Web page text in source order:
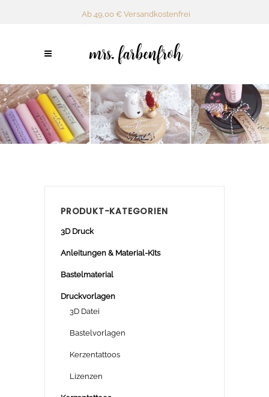
Ab 49,00 € Versandkostenfrei
PRODUKT-KATEGORIEN
3D Druck
Anleitungen & Material-Kits
Bastelmaterial
Druckvorlagen
3D Datei
Bastelvorlagen
Kerzentattoos
Lizenzen